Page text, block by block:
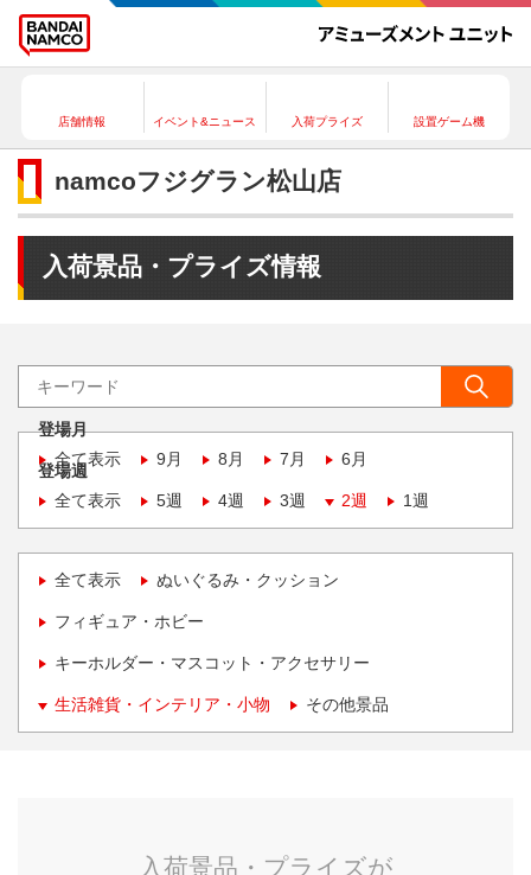
店舗情報 イベント&ニュース 入荷プライズ 設置ゲーム機
namcoフジグラン松山店
入荷景品・プライズ情報
登場月
全て表示
9月 8月 7月 6月
登場週
全て表示
5週 4週 3週 2週 1週
全て表示 ぬいぐるみ・クッション
フィギュア・ホビー
キーホルダー・マスコット・アクセサリー
生活雑貨・インテリア・小物 その他景品